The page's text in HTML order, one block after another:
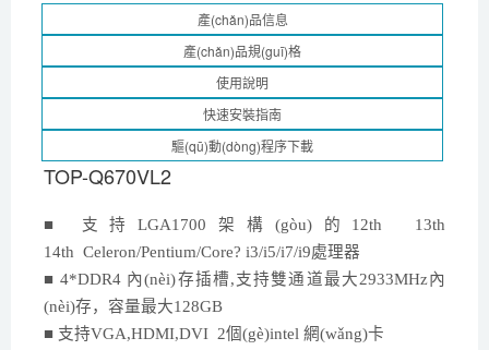
TOP-Q670VL2
■ 支持LGA1 700 架構(gòu)的 12th 13th
14th Celeron/Pentium/Core? i3/i5/i7/i9處理器
■ 4*DDR4 內(nèi)存插槽,支持雙通道最大2933MHz內
(nèi)存，容量最大128GB
■ 支持VGA,HDMI,DVI 2個(gè)intel 網(wǎng)卡